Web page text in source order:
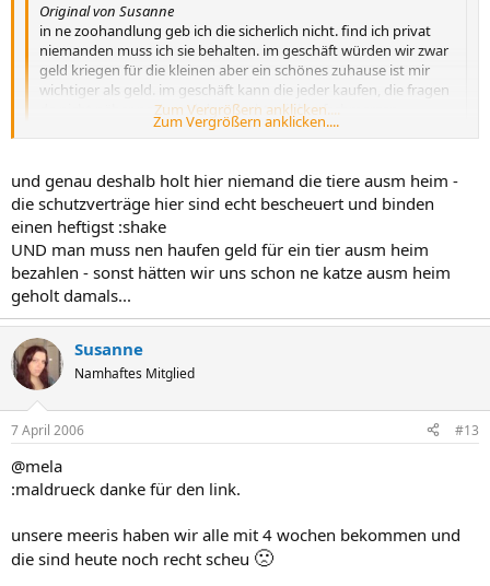
Original von Susanne
in ne zoohandlung geb ich die sicherlich nicht. find ich privat
niemanden muss ich sie behalten. im geschäft würden wir zwar
geld kriegen für die kleinen aber ein schönes zuhause ist mir
wichtiger als geld. im geschäft kann die jeder kaufen, die fragen
da nicht näher nach und das macht mir kopfschmerzen.
Zum Vergrößern anklicken....
Dann eher noch ins Tierheim, dort werden die Tier nämlich meist
nur mit Schutzvertrag abgegeben.
Zum Vergrößern anklicken....
und genau deshalb holt hier niemand die tiere ausm heim -
die schutzverträge hier sind echt bescheuert und binden
einen heftigst :shake
UND man muss nen haufen geld für ein tier ausm heim
bezahlen - sonst hätten wir uns schon ne katze ausm heim
geholt damals...
Susanne
Namhaftes Mitglied
7 April 2006 #13
@mela
:maldrueck danke für den link.
unsere meeris haben wir alle mit 4 wochen bekommen und
die sind heute noch recht scheu 🙁